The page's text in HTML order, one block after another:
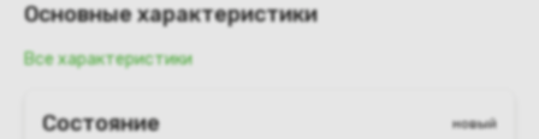
Основные характеристики
Все характеристики
Состояние новый